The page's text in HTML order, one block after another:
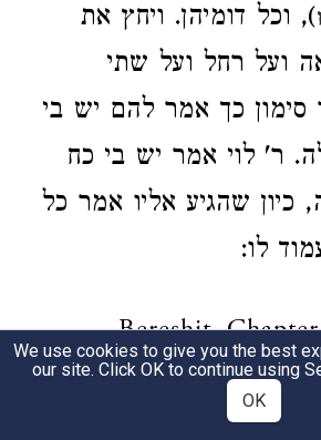
), וכל דומיהן. ויחץ את
ועל רחל ועל שתי
כך אמר להם יש בי
ר' לוי אמר יש בי כח
כיון שהגיע אליו אמר כל
לו:
Bereshit,
ואת ילדיהן ראשונה.
We use cookies to give you the best
our site. Click OK to continue using
OK